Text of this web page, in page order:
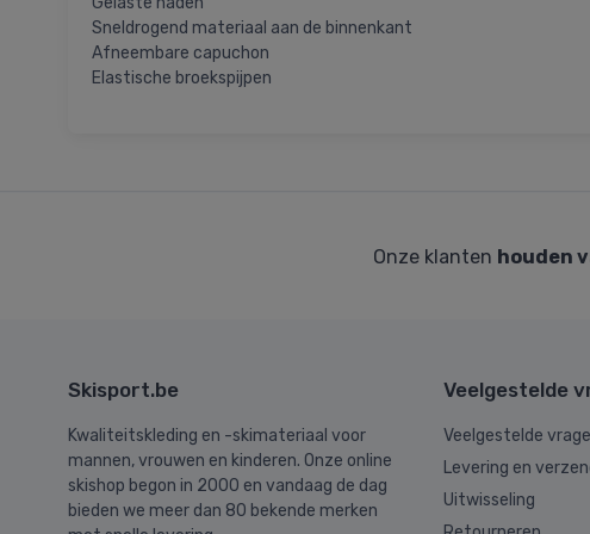
Sneldrogend materiaal aan de binnenkant
Afneembare capuchon
Elastische broekspijpen
Onze klanten houden
Skisport.be
Kwaliteitskleding en -skimateriaal voor
mannen, vrouwen en kinderen. Onze online
skishop begon in 2000 en vandaag de dag
bieden we meer dan 80 bekende merken
Veelgestelde
Veelgestelde
Levering en
Uitwisseling